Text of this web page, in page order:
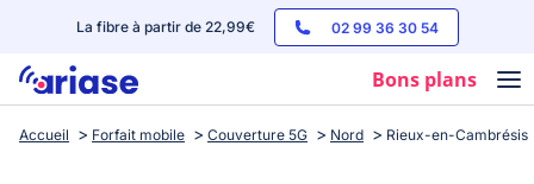
La fibre à partir de 22,99€ 02 99 36 30 54
Bons plans
Box internet
Accueil Forfait mobile Couverture 5G Nord Rieux-en-Cambrésis